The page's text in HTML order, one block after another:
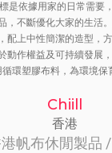
是依據用家的日常需要
，不斷優化大家的生活
配上中性簡潔的造型，
動作權益及可持續發展
環塑膠布料，為環境保
Chiill
香港
帆布休閒製品